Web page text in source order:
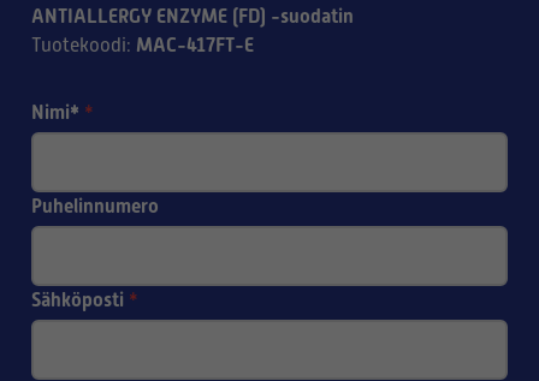
ANTIALLERGY ENZYME (FD) -suodatin
Tuotekoodi: MAC-417FT-E
Nimi* *
Puhelinnumero
Sähköposti *